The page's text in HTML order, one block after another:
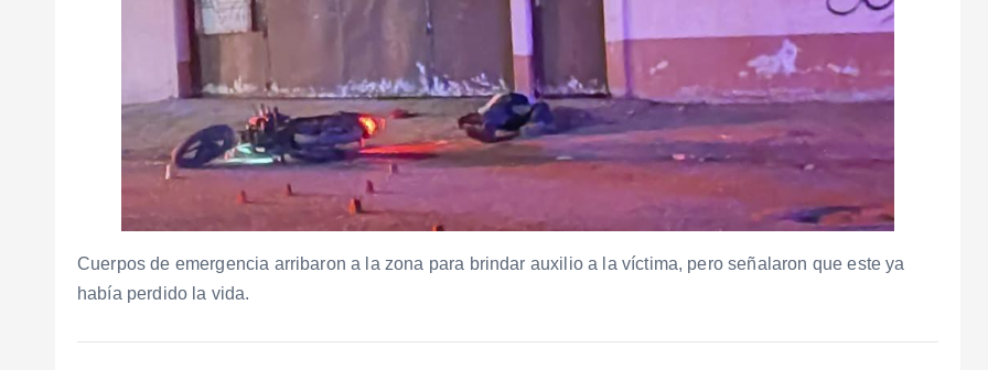
Cuerpos de emergencia arribaron a la zona para brindar auxilio a la víctima, pero señalaron que este ya
había perdido la vida.